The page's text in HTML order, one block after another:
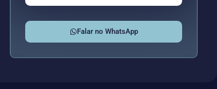
Falar no WhatsApp